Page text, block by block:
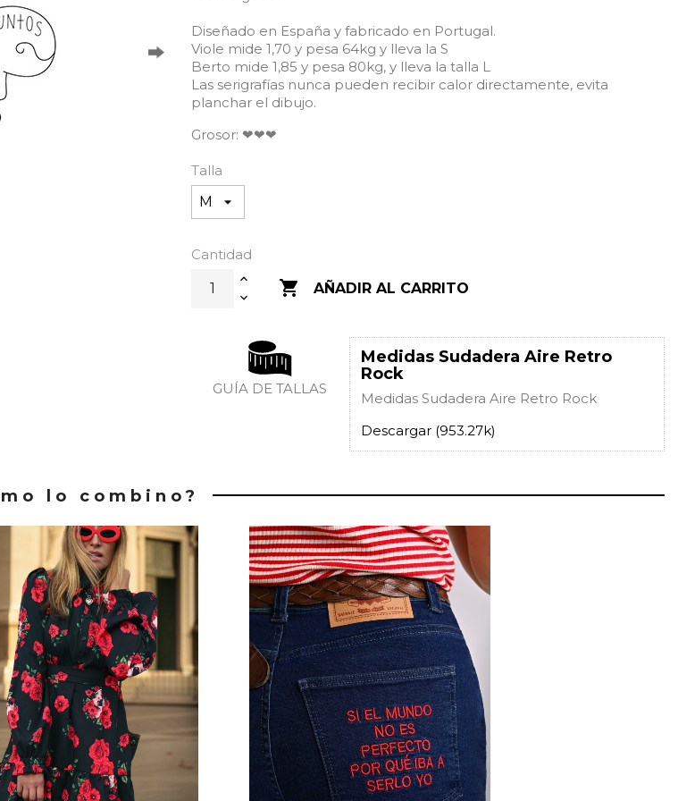
Diseñado en España y fabricado en Portugal.
Viole mide 1,70 y pesa 64kg y lleva la S
Berto mide 1,85 y pesa 80kg, y lleva la talla L
Las serigrafías nunca pueden recibir calor directamente, evita
planchar el dibujo.
Grosor: ❤❤❤
Talla
Cantidad
 AÑADIR AL CARRITO
GUÍA DE TALLAS
Medidas Sudadera Aire Retro
Rock
Medidas Sudadera Aire Retro Rock
Descargar (953.27k)
lo combino?